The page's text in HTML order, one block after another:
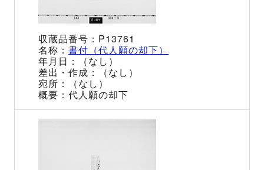
P13761
書付（代人願の却下）
（なし）
（なし）
（なし）
代人願の却下